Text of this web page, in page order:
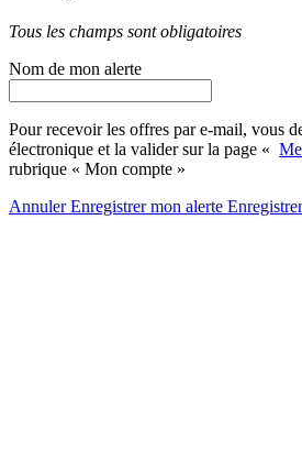
Tous les champs sont obligatoires
Nom de mon alerte
Pour recevoir les offres par e-mail, vous
électronique et la valider sur la page «
rubrique « Mon compte »
AnnulerEnregistrer mon alerte Enregistrer